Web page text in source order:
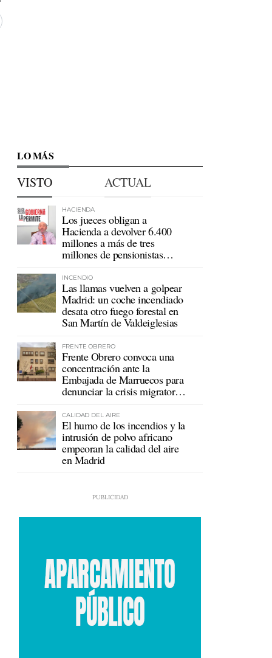
LO MÁS
VISTO ACTUAL
HACIENDA
Los jueces obligan a
Hacienda a devolver 6.400
millones a más de tres
millones de pensionistas
INCENDIO
Las llamas vuelven a golpear
Madrid: un coche incendiado
desata otro fuego forestal en
San Martín de Valdeiglesias
FRENTE OBRERO
Frente Obrero convoca una
concentración ante la
Embajada de Marruecos para
denunciar la crisis migratoria
CALIDAD DEL AIRE
El humo de los incendios y la
intrusión de polvo africano
empeoran la calidad del aire
en Madrid